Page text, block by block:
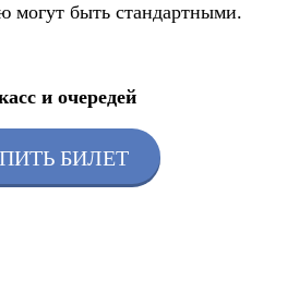
могут быть стандартными.
и очередей
БИЛЕТ